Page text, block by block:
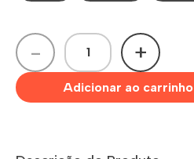
- +
Adicionar ao carrinho